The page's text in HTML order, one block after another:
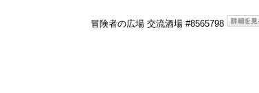
冒険者の広場 交流酒場 #8565798